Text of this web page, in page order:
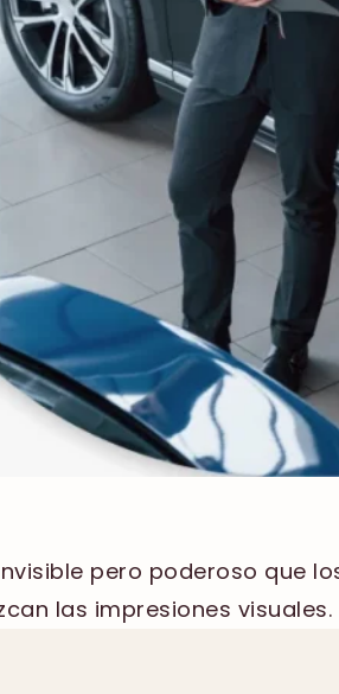
pero poderoso que
las impresiones visuales.